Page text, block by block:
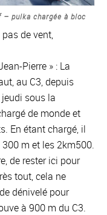
pulka chargée à bloc
de vent,
Pierre » : La
au C3, depuis
sous la
de monde et
En étant chargé, il
m et les 2km500.
de rester ici pour
tout, cela ne
dénivelé pour
à 900 m du C3.